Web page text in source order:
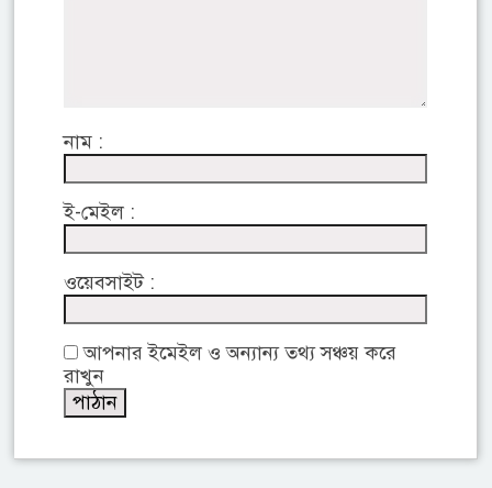
নাম :
ই-মেইল :
ওয়েবসাইট :
আপনার ইমেইল ও অন্যান্য তথ্য সঞ্চয় করে
রাখুন